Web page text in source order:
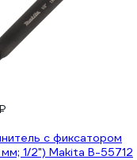
с фиксатором
1/2") Makita B-55712